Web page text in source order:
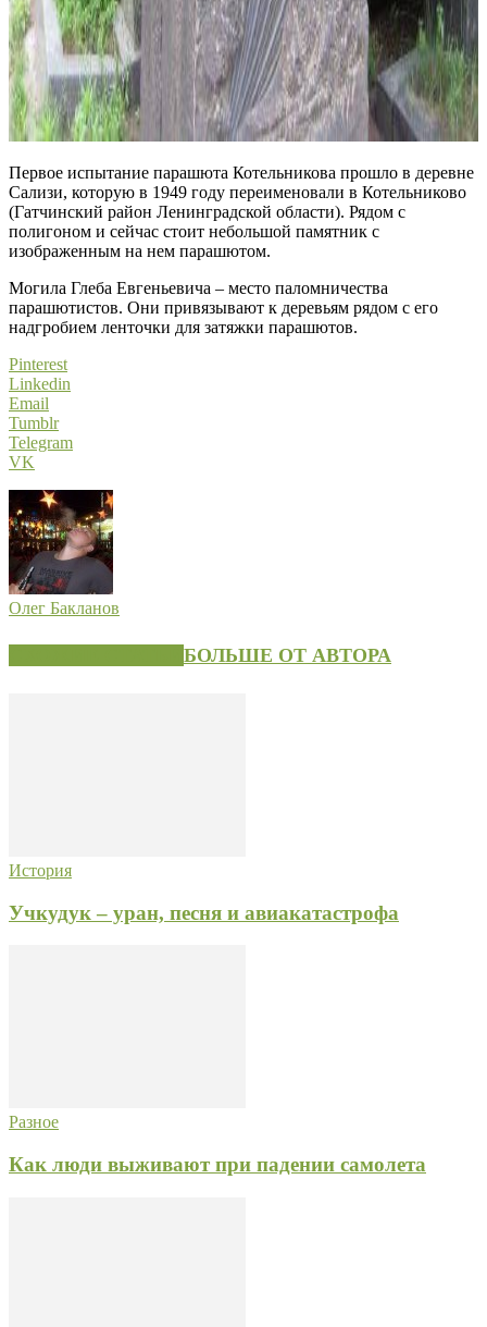
Первое испытание парашюта Котельникова прошло в деревне
Сализи, которую в 1949 году переименовали в Котельниково
(Гатчинский район Ленинградской области). Рядом с
полигоном и сейчас стоит небольшой памятник с
изображенным на нем парашютом.
Могила Глеба Евгеньевича – место паломничества
парашютистов. Они привязывают к деревьям рядом с его
надгробием ленточки для затяжки парашютов.
Pinterest
Linkedin
Email
Tumblr
Telegram
VK
Олег Бакланов
БОЛЬШЕ ОТ АВТОРА
История
Учкудук – уран, песня и авиакатастрофа
Разное
Как люди выживают при падении самолета